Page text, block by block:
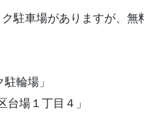
駐車場がありますが、無
輪場」
台場１丁目４」